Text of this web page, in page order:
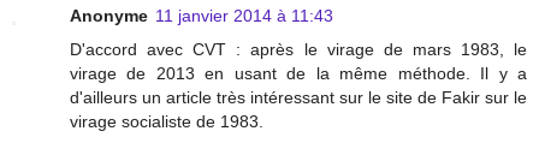
Anonyme 11 janvier 2014 à 11:43
D'accord avec CVT : après le virage de mars 1983, le
virage de 2013 en usant de la même méthode. Il y a
d'ailleurs un article très intéressant sur le site de Fakir sur le
virage socialiste de 1983.